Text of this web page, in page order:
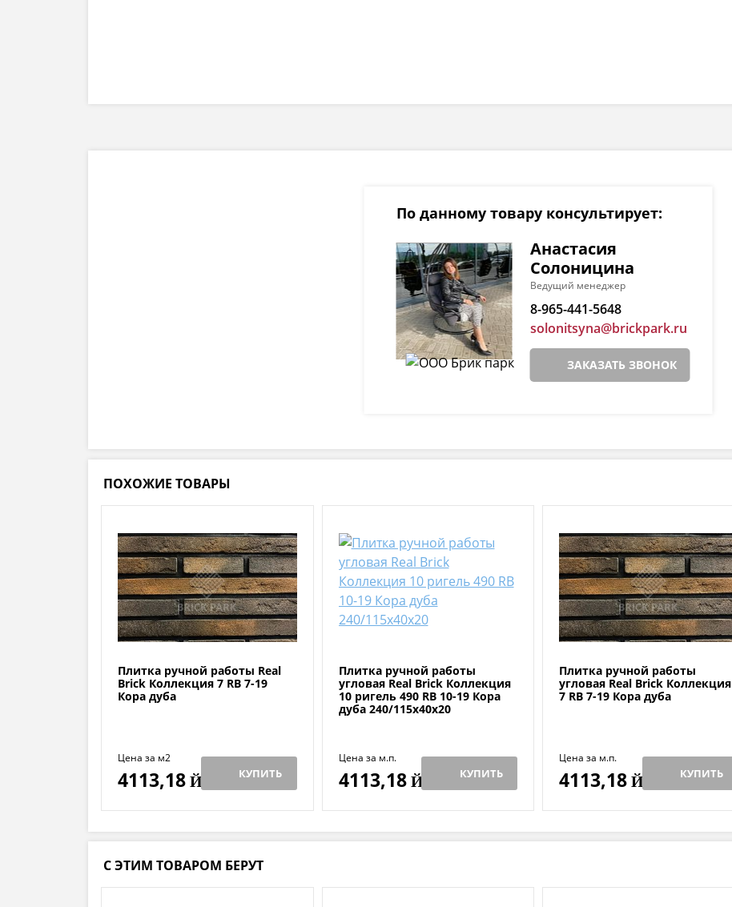
По данному товару консультирует:
Анастасия
Солоницина
Ведущий менеджер
8-965-441-5648
solonitsyna@brickpark.ru
ЗАКАЗАТЬ ЗВОНОК
ПОХОЖИЕ ТОВАРЫ
Плитка ручной работы Real
Brick Коллекция 7 RB 7-19
Кора дуба
Цена за м2
4113,18 Й КУПИТЬ
Плитка ручной работы
угловая Real Brick Коллекция
10 ригель 490 RB 10-19 Кора
дуба 240/115х40х20
Цена за м.п.
4113,18Й КУПИТЬ
Плитка ручной работы
угловая Real Brick Коллекция
7 RB 7-19 Кора дуба
Цена за м.п.
4113,18 Й КУПИТЬ
С ЭТИМ ТОВАРОМ БЕРУТ